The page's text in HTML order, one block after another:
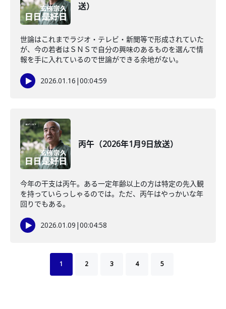
送）
世論はこれまでラジオ・テレビ・新聞等で形成されていた
が、今の若者はＳＮＳで自分の興味のあるものを選んで情
報を手に入れているので世論ができる余地がない。
2026.01.16 |00:04:59
丙午（2026年1月9日放送）
今年の干支は丙午。ある一定年齢以上の方は特定の先入観
を持っていらっしゃるのでは。ただ、丙午はやっかいな年
回りでもある。
2026.01.09 |00:04:58
1 2 3 4 5